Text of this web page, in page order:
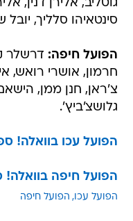
גוטליב, אלירן דנין,
סינטאיהו סלליך,
הפועל חיפה: דרשלר
חרמון, אושרי רואש,
צ'ראן, חנן ממן, הישאם
גלושצ'ביץ'.
הפועל עכו בוואלה!
הפועל חיפה בוואלה!
הפועל עכו הפועל חיפה